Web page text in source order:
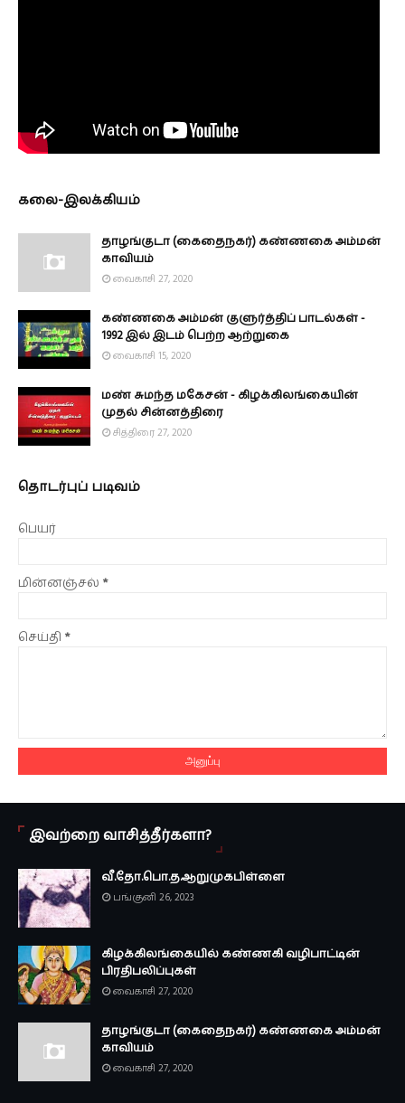
கலை-இலக்கியம்
தாழங்குடா (கைதைநகர்) கண்ணகை அம்மன்
காவியம்
வைகாசி 27, 2020
கண்ணகை அம்மன் குளுர்த்திப் பாடல்கள் -
1992 இல் இடம் பெற்ற ஆற்றுகை
வைகாசி 15, 2020
மண் சுமந்த மகேசன் - கிழக்கிலங்கையின்
முதல் சின்னத்திரை
சித்திரை 27, 2020
தொடர்புப் படிவம்
பெயர்
மின்னஞ்சல் *
செய்தி *
இவற்றை வாசித்தீர்களா?
வீ.தோ.பொ.த.ஆறுமுகபிள்ளை
பங்குனி 26, 2023
கிழக்கிலங்கையில் கண்ணகி வழிபாட்டின்
பிரதிபலிப்புகள்
வைகாசி 27, 2020
தாழங்குடா (கைதைநகர்) கண்ணகை அம்மன்
காவியம்
வைகாசி 27, 2020